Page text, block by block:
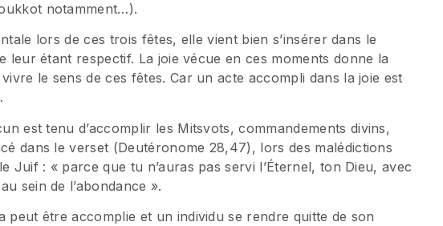
notamment…).
lors de ces trois fêtes, elle vient bien s’insérer dans le
leur étant respectif. La joie vécue en ces moments donne la
le sens de ces fêtes. Car un acte accompli dans la joie est
est tenu d’accomplir les Mitsvots, commandements divins,
dans le verset (Deutéronome 28,47), lors des malédictions
Juif : « parce que tu n’auras pas servi l’Éternel, ton Dieu, avec
sein de l’abondance ».
peut être accomplie et un individu se rendre quitte de son